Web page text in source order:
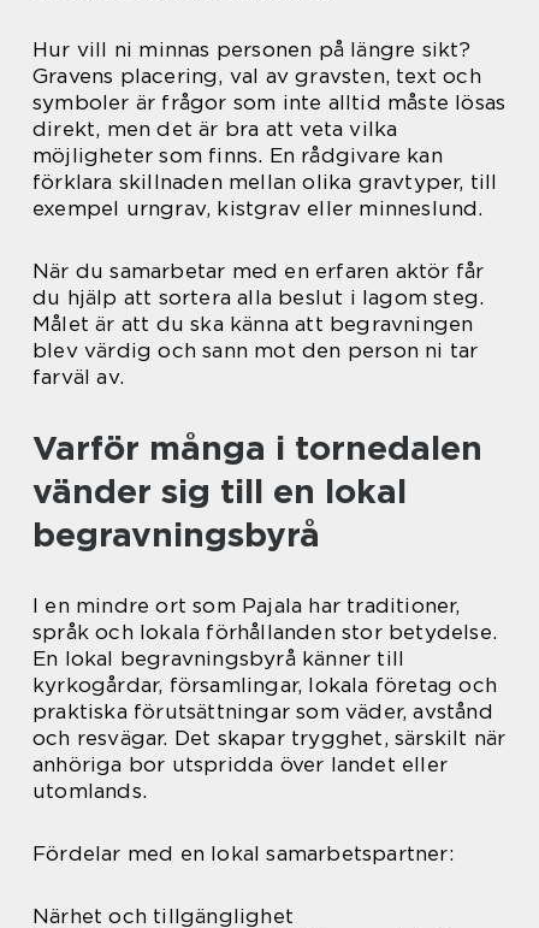
Hur vill ni minnas personen på längre sikt?
Gravens placering, val av gravsten, text och
symboler är frågor som inte alltid måste lösas
direkt, men det är bra att veta vilka
möjligheter som finns. En rådgivare kan
förklara skillnaden mellan olika gravtyper, till
exempel urngrav, kistgrav eller minneslund.
När du samarbetar med en erfaren aktör får
du hjälp att sortera alla beslut i lagom steg.
Målet är att du ska känna att begravningen
blev värdig och sann mot den person ni tar
farväl av.
Varför många i tornedalen
vänder sig till en lokal
begravningsbyrå
I en mindre ort som Pajala har traditioner,
språk och lokala förhållanden stor betydelse.
En lokal begravningsbyrå känner till
kyrkogårdar, församlingar, lokala företag och
praktiska förutsättningar som väder, avstånd
och resvägar. Det skapar trygghet, särskilt när
anhöriga bor utspridda över landet eller
utomlands.
Fördelar med en lokal samarbetspartner:
Närhet och tillgänglighet